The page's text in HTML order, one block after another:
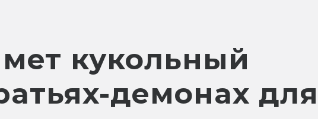
кукольный
демонах для